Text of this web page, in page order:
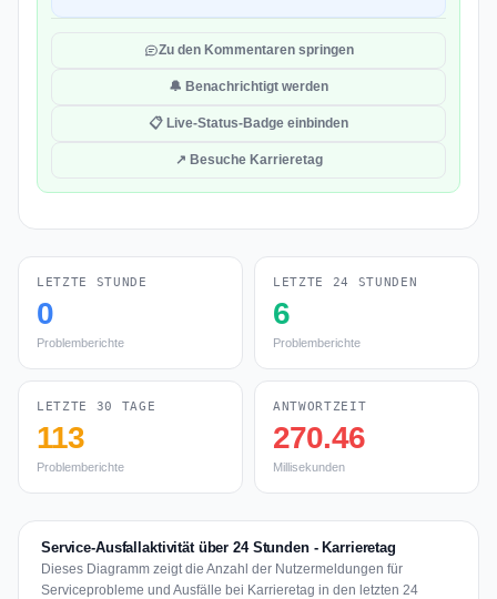
Zu den Kommentaren springen
🔔 Benachrichtigt werden
📋 Live-Status-Badge einbinden
↗ Besuche Karrieretag
LETZTE STUNDE
0
Problemberichte
LETZTE 24 STUNDEN
6
Problemberichte
LETZTE 30 TAGE
113
Problemberichte
ANTWORTZEIT
270.46
Millisekunden
Service-Ausfallaktivität über 24 Stunden - Karrieretag
Dieses Diagramm zeigt die Anzahl der Nutzermeldungen für
Serviceprobleme und Ausfälle bei Karrieretag in den letzten 24